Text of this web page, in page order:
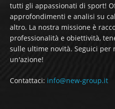
tutti gli appassionati di sport!
approfondimenti e analisi su
altro. La nostra missione è
professionalità e obiettività,
sulle ultime novità. Seguici per
un'azione!
Contattaci: info@new-group.it